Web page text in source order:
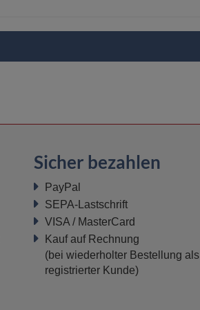
Sicher bezahlen
PayPal
SEPA-Lastschrift
VISA / MasterCard
Kauf auf Rechnung
(bei wiederholter Bestellung als
registrierter Kunde)